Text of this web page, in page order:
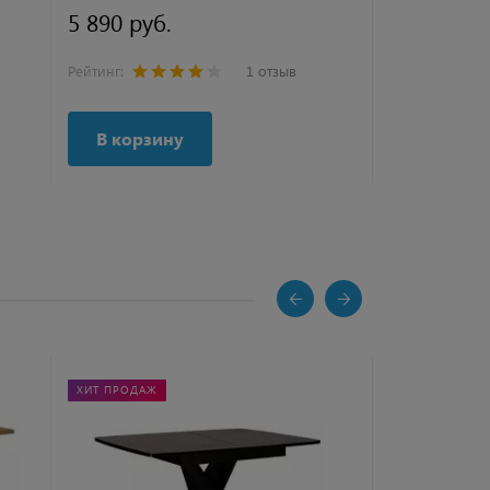
5 890 руб.
Рейтинг: 1 отзыв
В корзину
ХИТ ПРОДАЖ